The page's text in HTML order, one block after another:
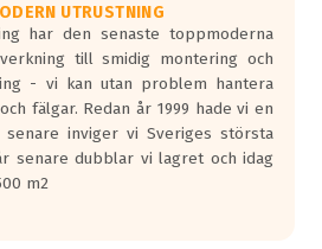
UTRUSTNING
har den senaste toppmoderna
till smidig montering och
- vi kan utan problem hantera
fälgar. Redan år 1999 hade vi en
inviger vi Sveriges största
senare dubblar vi lagret och idag
m2